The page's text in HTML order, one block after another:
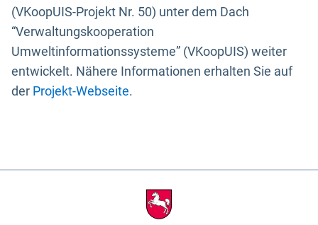
(VKoopUIS-Projekt Nr. 50) unter dem Dach
“Verwaltungskooperation
Umweltinformationssysteme” (VKoopUIS) weiter
entwickelt. Nähere Informationen erhalten Sie auf
der Projekt-Webseite.